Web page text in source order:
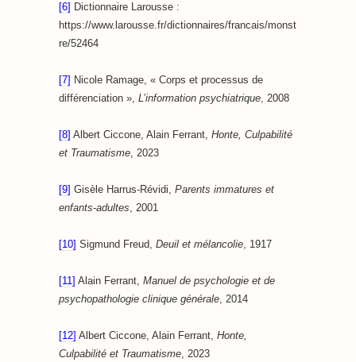
[6] Dictionnaire Larousse :
https://www.larousse.fr/dictionnaires/francais/monst
re/52464
[7] Nicole Ramage, « Corps et processus de
différenciation », L’information psychiatrique, 2008
[8] Albert Ciccone, Alain Ferrant, Honte, Culpabilité
et Traumatisme, 2023
[9] Gisèle Harrus-Révidi, Parents immatures et
enfants-adultes, 2001
[10] Sigmund Freud, Deuil et mélancolie, 1917
[11] Alain Ferrant, Manuel de psychologie et de
psychopathologie clinique générale, 2014
[12] Albert Ciccone, Alain Ferrant, Honte,
Culpabilité et Traumatisme, 2023